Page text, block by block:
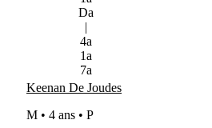
Da
|
4a
1a
7a
Keenan De Joudes
M • 4 ans • P